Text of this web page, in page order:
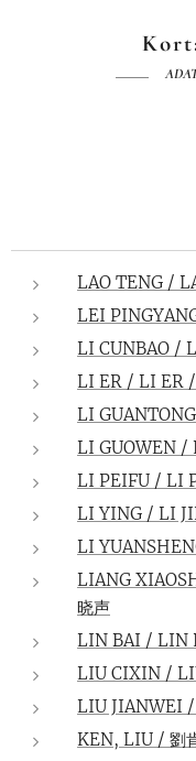
LAO TENG /
LEI
LI CUNBAO /
LI ER / LI ER
LI
LI GUOWEN /
LI PEIFU / LI
LI YING / LI
LI
LIANG
晓声
LIN BAI / LIN
LIU CIXIN /
LIU JIANWEI
KEN, LIU / 劉